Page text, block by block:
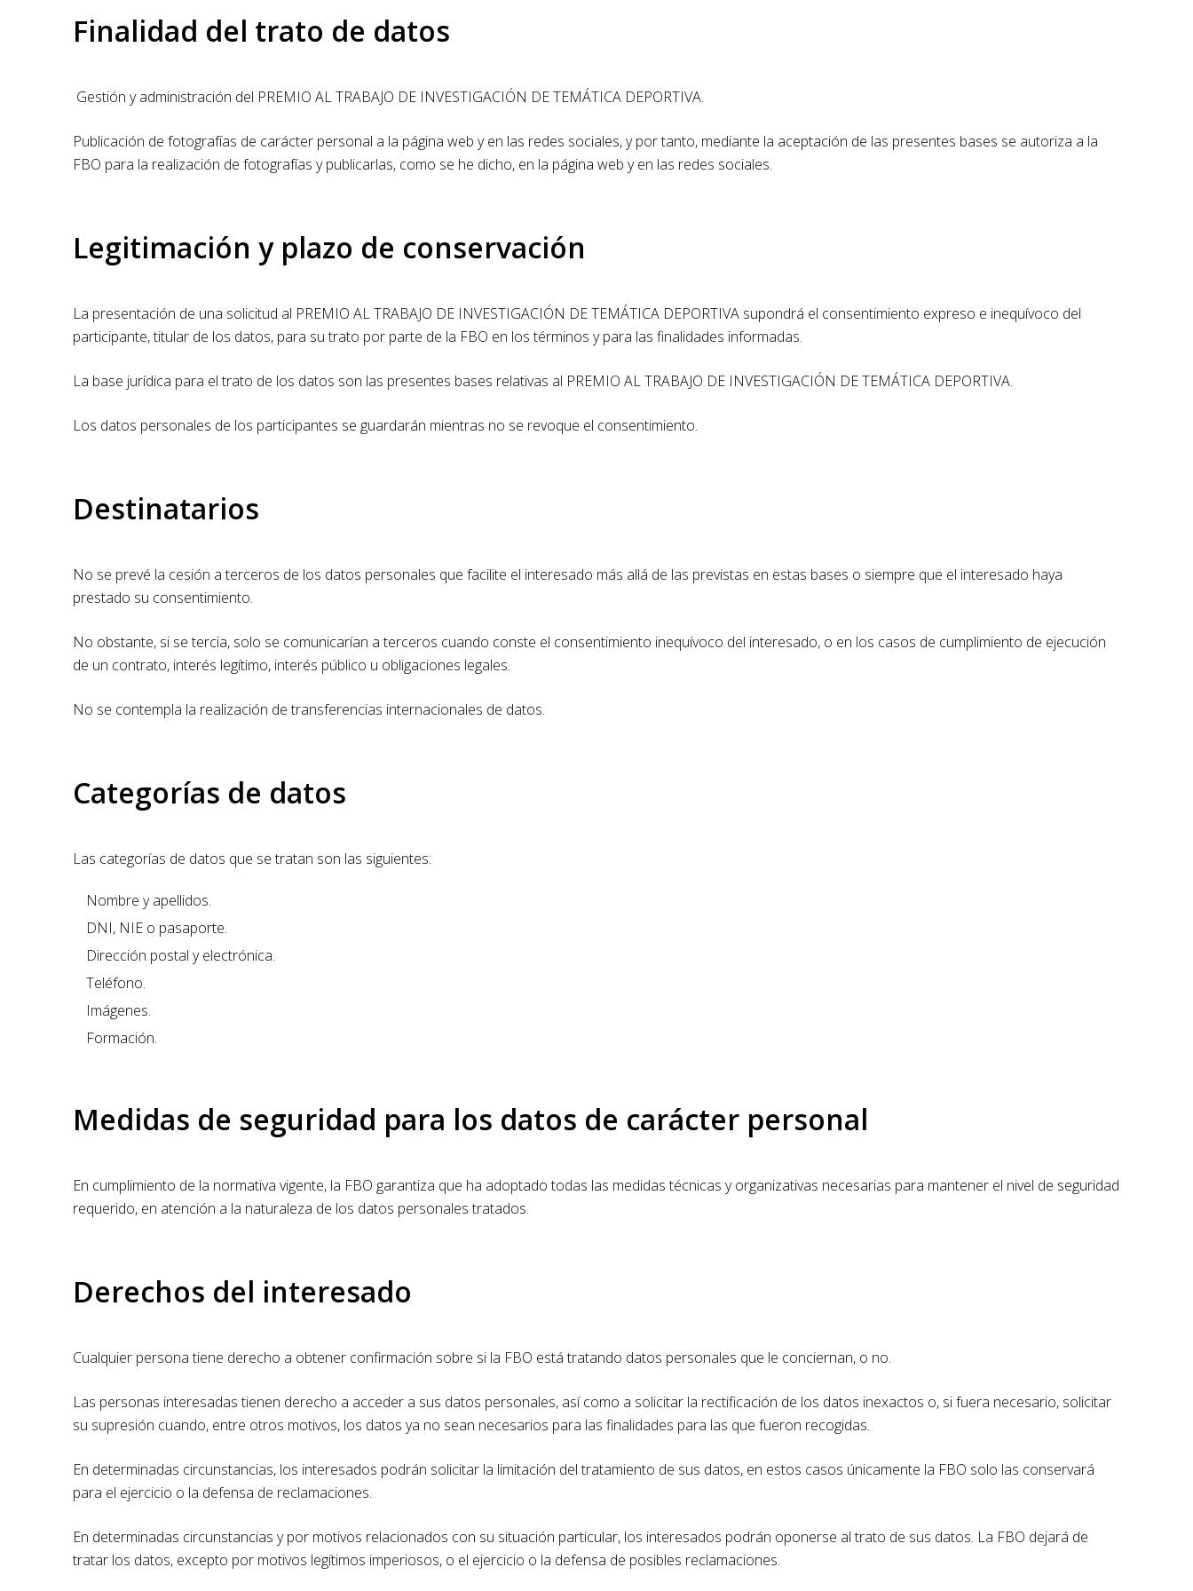
Finalidad del trato de datos
Gestión y administración del PREMIO AL TRABAJO DE INVESTIGACIÓN DE TEMÁTICA DEPORTIVA.
Publicación de fotografías de carácter personal a la página web y en las redes sociales, y por tanto, mediante la aceptación de las presentes bases se autoriza a la
FBO para la realización de fotografías y publicarlas, como se he dicho, en la página web y en las redes sociales.
Legitimación y plazo de conservación
La presentación de una solicitud al PREMIO AL TRABAJO DE INVESTIGACIÓN DE TEMÁTICA DEPORTIVA supondrá el consentimiento expreso e inequívoco del
participante, titular de los datos, para su trato por parte de la FBO en los términos y para las finalidades informadas.
La base jurídica para el trato de los datos son las presentes bases relativas al PREMIO AL TRABAJO DE INVESTIGACIÓN DE TEMÁTICA DEPORTIVA.
Los datos personales de los participantes se guardarán mientras no se revoque el consentimiento.
Destinatarios
No se prevé la cesión a terceros de los datos personales que facilite el interesado más allá de las previstas en estas bases o siempre que el interesado haya
prestado su consentimiento.
No obstante, si se tercia, solo se comunicarían a terceros cuando conste el consentimiento inequívoco del interesado, o en los casos de cumplimiento de ejecución
de un contrato, interés legítimo, interés público u obligaciones legales.
No se contempla la realización de transferencias internacionales de datos.
Categorías de datos
Las categorías de datos que se tratan son las siguientes:
Nombre y apellidos.
DNI, NIE o pasaporte.
Dirección postal y electrónica.
Teléfono.
Imágenes.
Formación.
Medidas de seguridad para los datos de carácter personal
En cumplimiento de la normativa vigente, la FBO garantiza que ha adoptado todas las medidas técnicas y organizativas necesarias para mantener el nivel de seguridad
requerido, en atención a la naturaleza de los datos personales tratados.
Derechos del interesado
Cualquier persona tiene derecho a obtener confirmación sobre si la FBO está tratando datos personales que le conciernan, o no.
Las personas interesadas tienen derecho a acceder a sus datos personales, así como a solicitar la rectificación de los datos inexactos o, si fuera necesario, solicitar
su supresión cuando, entre otros motivos, los datos ya no sean necesarios para las finalidades para las que fueron recogidas.
En determinadas circunstancias, los interesados podrán solicitar la limitación del tratamiento de sus datos, en estos casos únicamente la FBO solo las conservará
para el ejercicio o la defensa de reclamaciones.
En determinadas circunstancias y por motivos relacionados con su situación particular, los interesados podrán oponerse al trato de sus datos. La FBO dejará de
tratar los datos, excepto por motivos legítimos imperiosos, o el ejercicio o la defensa de posibles reclamaciones.